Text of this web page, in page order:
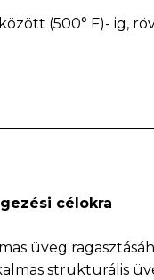
között (500° F)- ig,
célokra
üveg
strukturális